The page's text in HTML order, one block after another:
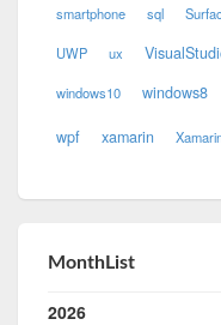
smartphone sql
UWP ux
windows10 windows8
wpf xamarin
MonthList
2026